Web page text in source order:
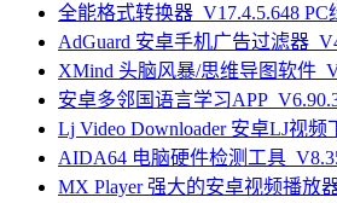
全能格式转换器_V17.4.5.648 PC
AdGuard 安卓手机广告过滤器
XMind 头脑风暴/思维导图软件
安卓多邻国语言学习
Lj Video Downloader 安卓LJ视频
AIDA64 电脑硬件检测工具
MX Player 强大的安卓视频播放